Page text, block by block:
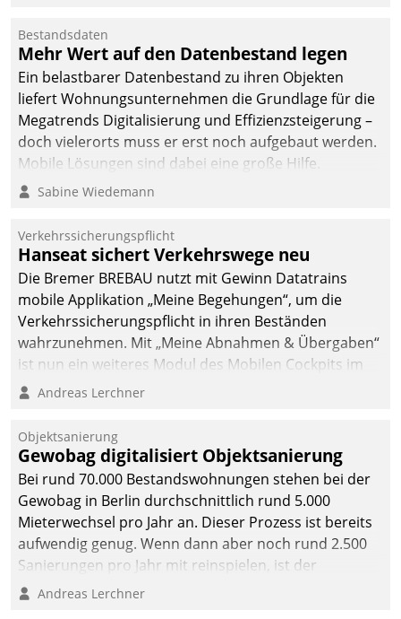
Bestandsdaten
Mehr Wert auf den Datenbestand legen
Ein belastbarer Datenbestand zu ihren Objekten
liefert Wohnungsunternehmen die Grundlage für die
Megatrends Digitalisierung und Effizienzsteigerung –
doch vielerorts muss er erst noch aufgebaut werden.
Mobile Lösungen sind dabei eine große Hilfe.
Sabine Wiedemann
Verkehrssicherungspflicht
Hanseat sichert Verkehrswege neu
Die Bremer BREBAU nutzt mit Gewinn Datatrains
mobile Applikation „Meine Begehungen“, um die
Verkehrssicherungspflicht in ihren Beständen
wahrzunehmen. Mit „Meine Abnahmen & Übergaben“
ist nun ein weiteres Modul des Mobilen Cockpits im
Einsatz.
Andreas Lerchner
Objektsanierung
Gewobag digitalisiert Objektsanierung
Bei rund 70.000 Bestandswohnungen stehen bei der
Gewobag in Berlin durchschnittlich rund 5.000
Mieterwechsel pro Jahr an. Dieser Prozess ist bereits
aufwendig genug. Wenn dann aber noch rund 2.500
Sanierungen pro Jahr mit reinspielen, ist der
Betreuungs- und Organisationsaufwand immens. Im
Andreas Lerchner